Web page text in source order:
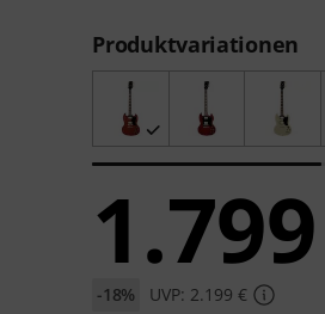
Produktvariationen
1.799
-18% UVP: 2.199 €